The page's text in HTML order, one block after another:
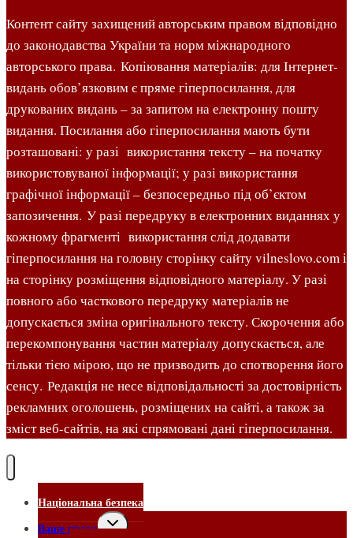
Контент сайту захищений авторським правом відповідно
до законодавства України та норм міжнародного
авторського права. Копіювання матеріалів: для Інтернет-
видань обов’язковим є пряме гіперпосилання, для
друкованих видань – за запитом на електронну пошту
видання. Посилання або гіперпосилання мають бути
розташовані: у разі використання тексту – на початку
використовуваної інформації; у разі використання
графічної інформації – безпосередньо під об’єктом
запозичення. У разі передруку в електронних виданнях у
кожному фрагменті використання слід додавати
гіперпосилання на головну сторінку сайту vilneslovo.com і
на сторінку розміщення відповідного матеріалу. У разі
повного або часткового передруку матеріалів не
допускається зміна оригінального тексту. Скорочення або
перекомпонування частин матеріалу допускається, але
тільки тією мірою, що не призводить до спотворення його
сенсу. Редакція не несе відповідальності за достовірність
рекламних оголошень, розміщених на сайті, а також за
зміст веб-сайтів, на які спрямовані дані гіперпосилання.
Національна безпека
Ваше право